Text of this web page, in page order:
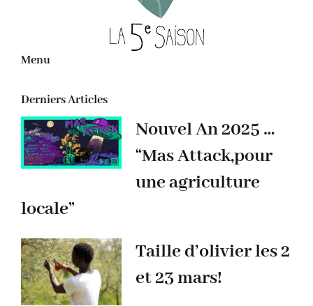
Menu
Derniers Articles
Nouvel An 2025 …
“Mas Attack,pour
une agriculture
locale”
Taille d’olivier les 2
et 23 mars!